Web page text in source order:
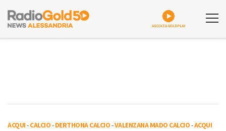
ASCOLTA GOLDPLAY
ACQUI-CALCIO-DERTHONA CALCIO-VALENZANA MADO CALCIO-ACQUI